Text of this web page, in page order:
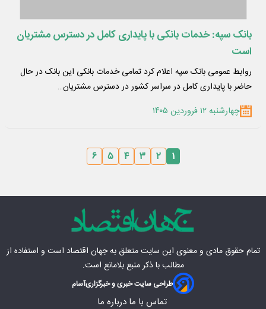
بانک سپه: خدمات بانکی با پایداری کامل در دسترس مشتریان
است
روابط عمومی بانک سپه اعلام کرد تمامی خدمات بانکی این بانک در حال
حاضر با پایداری کامل در سراسر کشور در دسترس مشتریان…
چهارشنبه ۱۲ فروردین ۱۴۰۵
۱ ۲ ۳ ۴ ۵ ۶
تمام حقوق مادی‌ و معنوی این سایت متعلق بهجهان اقتصاد است و استفاده از
مطالب با ذکر منبع بلامانع است.
طراحی سایت خبری و خبرگزاریآسام
تماس با ما درباره ما